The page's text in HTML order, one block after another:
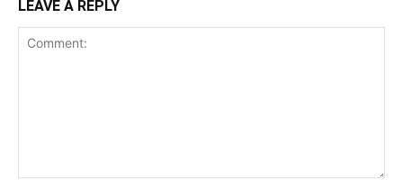
LEAVE A REPLY